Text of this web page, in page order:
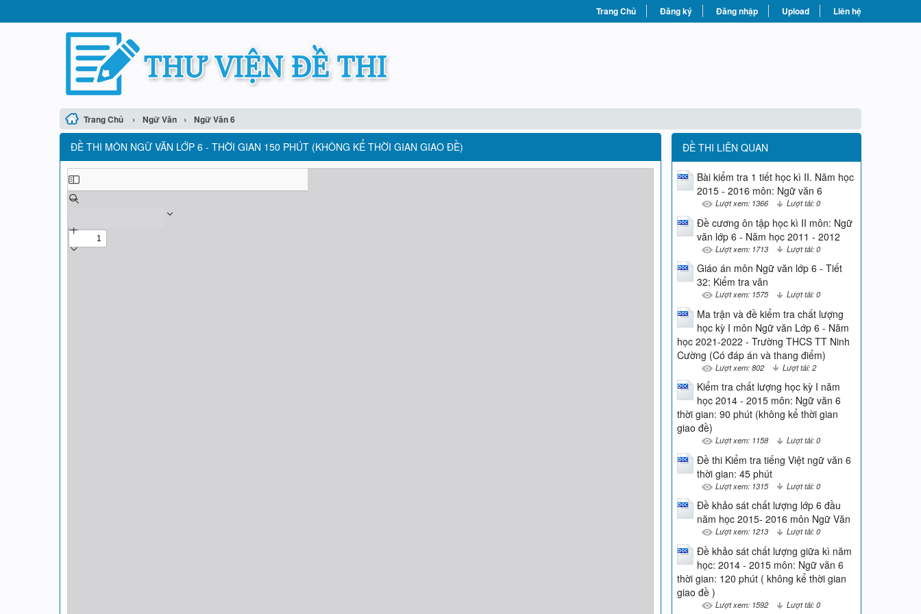
Trang Chủ Đăng ký Đăng nhập Upload Liên hệ
Trang Chủ › Ngữ Văn › Ngữ Văn 6
ĐỀ THI MÔN NGỮ VĂN LỚP 6 - THỜI GIAN 150 PHÚT (KHÔNG KỂ THỜI GIAN GIAO ĐỀ) ĐỀ THI LIÊN QUAN
Bài kiểm tra 1 tiết học kì II. Năm học
2015 - 2016 môn: Ngữ văn 6
Lượt xem: 1366 Lượt tải: 0
Đề cương ôn tập học kì II môn: Ngữ
văn lớp 6 - Năm học 2011 - 2012
Lượt xem: 1713 Lượt tải: 0
Giáo án môn Ngữ văn lớp 6 - Tiết
32: Kiểm tra văn
Lượt xem: 1575 Lượt tải: 0
Ma trận và đề kiểm tra chất lượng
học kỳ I môn Ngữ văn Lớp 6 - Năm
học 2021-2022 - Trường THCS TT Ninh
Cường (Có đáp án và thang điểm)
Lượt xem: 802 Lượt tải: 2
Kiểm tra chất lượng học kỳ I năm
học 2014 - 2015 môn: Ngữ văn 6
thời gian: 90 phút (không kể thời gian
giao đề)
Lượt xem: 1158 Lượt tải: 0
Đề thi Kiểm tra tiếng Việt ngữ văn 6
thời gian: 45 phút
Lượt xem: 1315 Lượt tải: 0
Đề khảo sát chất lượng lớp 6 đầu
năm học 2015- 2016 môn Ngữ Văn
Lượt xem: 1213 Lượt tải: 0
Đề khảo sát chất lượng giữa kì năm
học: 2014 - 2015 môn: Ngữ văn 6
thời gian: 120 phút ( không kể thời gian
giao đề )
Lượt xem: 1592 Lượt tải: 0